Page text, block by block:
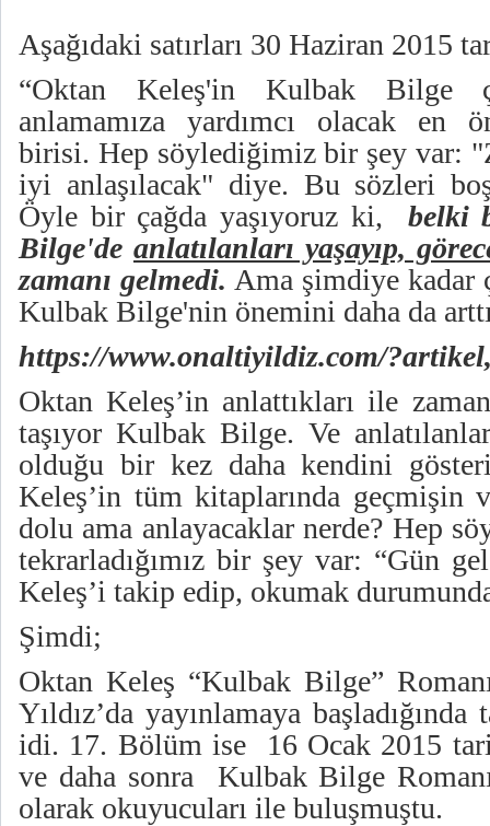
Aşağıdaki satırları 30 Haziran 2015
“Oktan Keleş'in Kulbak Bilge
anlamamıza yardımcı olacak en
birisi. Hep söylediğimiz bir şey var:
iyi anlaşılacak" diye. Bu sözleri
Öyle bir çağda yaşıyoruz ki, belki
Bilge'de anlatılanları yaşayıp,
zamanı gelmedi. Ama şimdiye kadar
Kulbak Bilge'nin önemini daha da
https://www.onaltiyildiz.com/
Oktan Keleş’in anlattıkları ile
taşıyor Kulbak Bilge. Ve
olduğu bir kez daha kendini
Keleş’in tüm kitaplarında geçmişin
dolu ama anlayacaklar nerde? Hep
tekrarladığımız bir şey var: “Gün
Keleş’i takip edip, okumak
Şimdi;
Oktan Keleş “Kulbak Bilge”
Yıldız’da yayınlamaya
idi. 17. Bölüm ise 16 Ocak 2015
ve daha sonra Kulbak Bilge
olarak okuyucuları ile buluşmuştu.